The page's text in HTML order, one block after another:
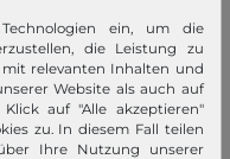
ein, um die
die Leistung zu
relevanten Inhalten und
Website als auch auf
auf "Alle akzeptieren"
zu. In diesem Fall teilen
Ihre Nutzung unserer